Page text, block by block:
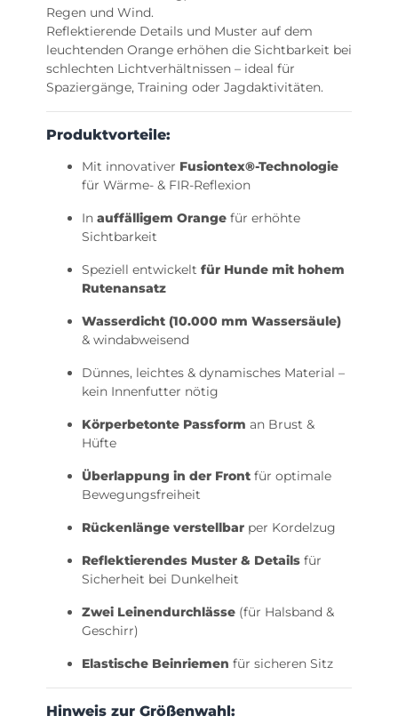
Regen und Wind.
Reflektierende Details und Muster auf dem
leuchtenden Orange erhöhen die Sichtbarkeit bei
schlechten Lichtverhältnissen – ideal für
Spaziergänge, Training oder Jagdaktivitäten.
Produktvorteile:
Mit innovativer Fusiontex®-Technologie
für Wärme- & FIR-Reflexion
In auffälligem Orange für erhöhte
Sichtbarkeit
Speziell entwickelt für Hunde mit hohem
Rutenansatz
Wasserdicht (10.000 mm Wassersäule)
& windabweisend
Dünnes, leichtes & dynamisches Material –
kein Innenfutter nötig
Körperbetonte Passform an Brust &
Hüfte
Überlappung in der Front für optimale
Bewegungsfreiheit
Rückenlänge verstellbar per Kordelzug
Reflektierendes Muster & Details für
Sicherheit bei Dunkelheit
Zwei Leinendurchlässe (für Halsband &
Geschirr)
Elastische Beinriemen für sicheren Sitz
Hinweis zur Größenwahl: